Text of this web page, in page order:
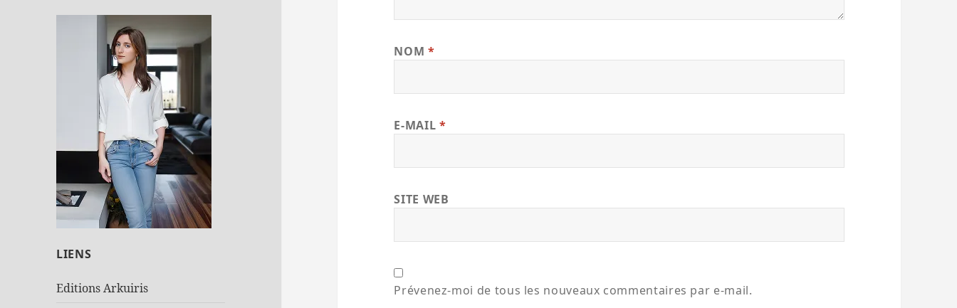
LIENS
Editions Arkuiris
NOM *
E-MAIL *
SITE WEB
Prévenez-moi de tous les nouveaux commentaires par e-mail.